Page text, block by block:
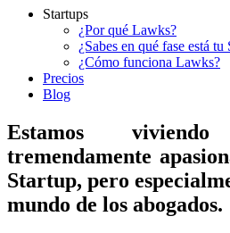
Startups
¿Por qué Lawks?
¿Sabes en qué fase está tu
¿Cómo funciona Lawks?
Precios
Blog
Estamos
tremendamente
Startup, pero
mundo de los abogados.